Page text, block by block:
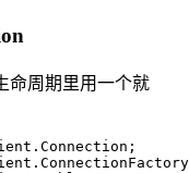
命周期里用一个就